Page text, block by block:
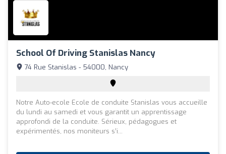
School Of Driving Stanislas Nancy
74 Rue Stanislas - 54000, Nancy
Notre Auto-ecole Ecole de conduite Stanislas vous accueille
du lundi au samedi et vous garantit un apprentissage
approfondi de la conduite. Sérieux, pédagogues et
expérimentés, nos moniteurs s’i...